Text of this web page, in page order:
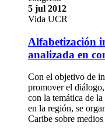
5 jul 2012
Vida UCR
Alfabetización
analizada en
Con el objetivo de
promover el
con la temática de
en la región, se
Caribe sobre